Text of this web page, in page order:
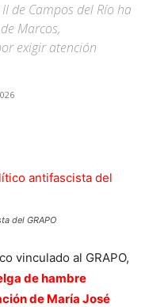
de Campos del Río ha
Marcos,
exigir atención
del GRAPO
vinculado al GRAPO,
de hambre
de María José